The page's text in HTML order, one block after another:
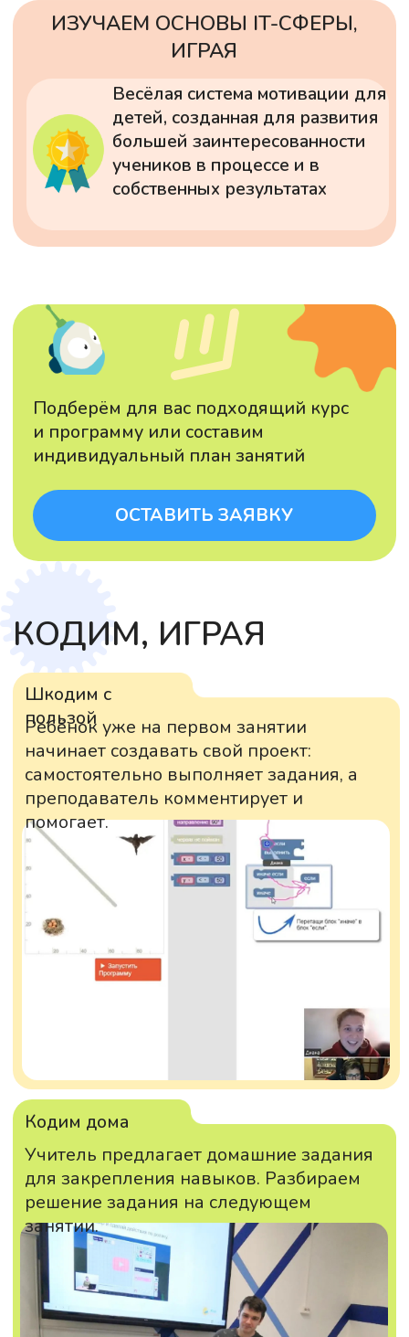
ДРУГИЕ КУРСЫ
10
различных
часов
чтения
30
статей о
В нашем блоге вы можете найти
полезные статьи, связанные с темами
наших курсов, и изучать их
самостоятельно
СТАТЬИ
ОТВЕЧАЕМ
НА ВОПРОСЫ